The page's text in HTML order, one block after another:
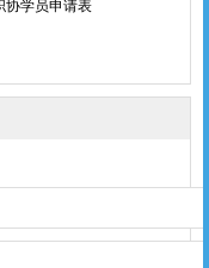
协学员申请表